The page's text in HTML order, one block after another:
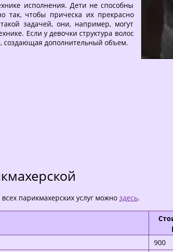
исполнения. Дети не способны
так, чтобы прическа их прекрасно
задачей, они, например, могут
Если у девочки структура волос
создающая дополнительный объем.
парикмахерских услуг можно здесь.
900